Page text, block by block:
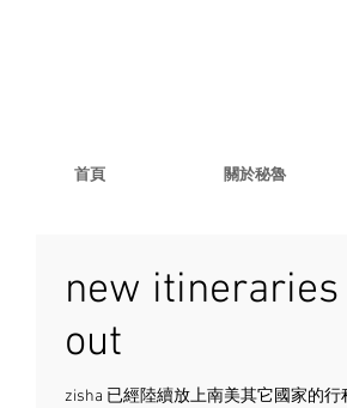
首頁 關於秘魯
new
out
zisha 已經陸續放上南美其它國家的